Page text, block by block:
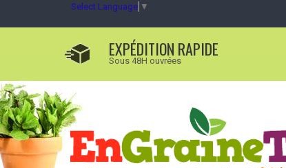
Select Language ▼
EXPÉDITION RAPIDE
Sous 48H ouvrées